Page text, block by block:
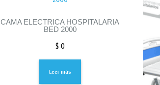
CAMA ELECTRICA HOSPITALARIA
BED 2000
$ 0
Leer más